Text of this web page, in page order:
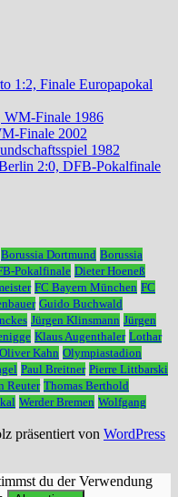
1:2, Finale Europapokal
Finale 1986
Finale 2002
1982
2:0, DFB-Pokalfinale
Borussia Dortmund Borussia
Pokalfinale Dieter Hoeneß
FC Bayern München FC
Guido Buchwald
Jürgen Klinsmann Jürgen
Klaus Augenthaler Lothar
Oliver Kahn Olympiastadion
Paul Breitner Pierre Littbarski
Reuter Thomas Berthold
Werder Bremen Wolfgang
präsentiert von WordPress
du der Verwendung